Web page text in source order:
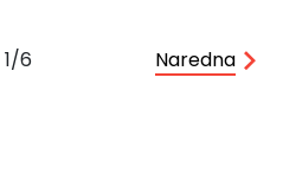
1/6 Naredna